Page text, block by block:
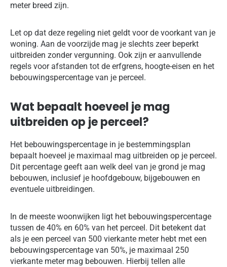
meter breed zijn.
Let op dat deze regeling niet geldt voor de voorkant van je
woning. Aan de voorzijde mag je slechts zeer beperkt
uitbreiden zonder vergunning. Ook zijn er aanvullende
regels voor afstanden tot de erfgrens, hoogte-eisen en het
bebouwingspercentage van je perceel.
Wat bepaalt hoeveel je mag
uitbreiden op je perceel?
Het bebouwingspercentage in je bestemmingsplan
bepaalt hoeveel je maximaal mag uitbreiden op je perceel.
Dit percentage geeft aan welk deel van je grond je mag
bebouwen, inclusief je hoofdgebouw, bijgebouwen en
eventuele uitbreidingen.
In de meeste woonwijken ligt het bebouwingspercentage
tussen de 40% en 60% van het perceel. Dit betekent dat
als je een perceel van 500 vierkante meter hebt met een
bebouwingspercentage van 50%, je maximaal 250
vierkante meter mag bebouwen. Hierbij tellen alle